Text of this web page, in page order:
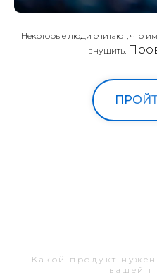
Некоторые люди считают, что
внушить.
Какой продукт
вашей